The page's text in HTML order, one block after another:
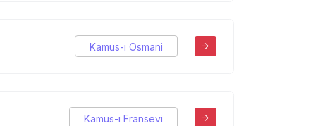
Kamus-ı Osmani
Kamus-ı Fransevi